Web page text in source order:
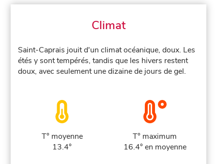
Climat
Saint-Caprais jouit d'un climat océanique, doux. Les
étés y sont tempérés, tandis que les hivers restent
doux, avec seulement une dizaine de jours de gel.
T° moyenne
13.4°
T° maximum
16.4° en moyenne